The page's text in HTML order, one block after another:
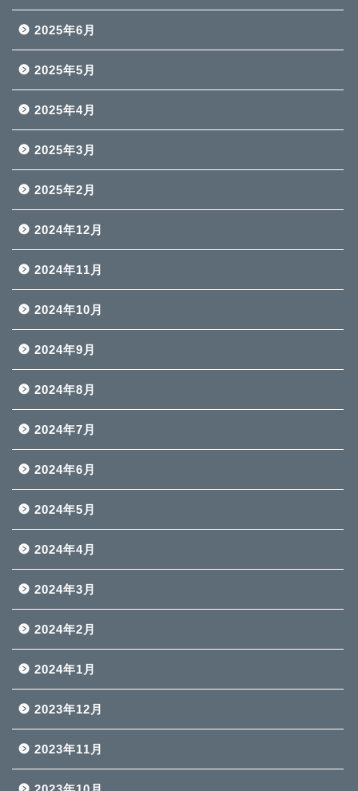
2025年6月
2025年5月
2025年4月
2025年3月
2025年2月
2024年12月
2024年11月
2024年10月
2024年9月
2024年8月
2024年7月
2024年6月
2024年5月
2024年4月
2024年3月
2024年2月
2024年1月
2023年12月
2023年11月